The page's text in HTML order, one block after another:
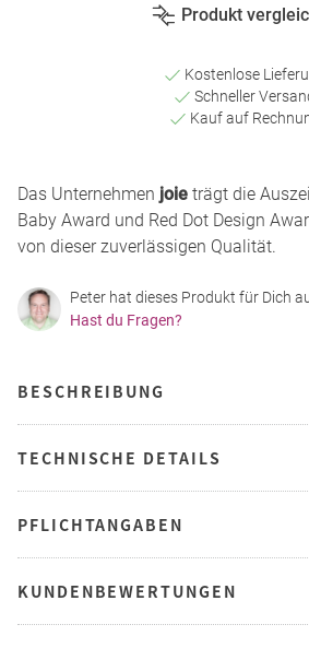
Produkt
Kostenlose
Schneller
Kauf auf
Das Unternehmen joie trägt die
Baby Award und Red Dot Design
von dieser zuverlässigen Qualität.
Peter hat dieses Produkt für Dich
Hast du Fragen?
BESCHREIBUNG
TECHNISCHE DETAILS
PFLICHTANGABEN
KUNDENBEWERTUNGEN